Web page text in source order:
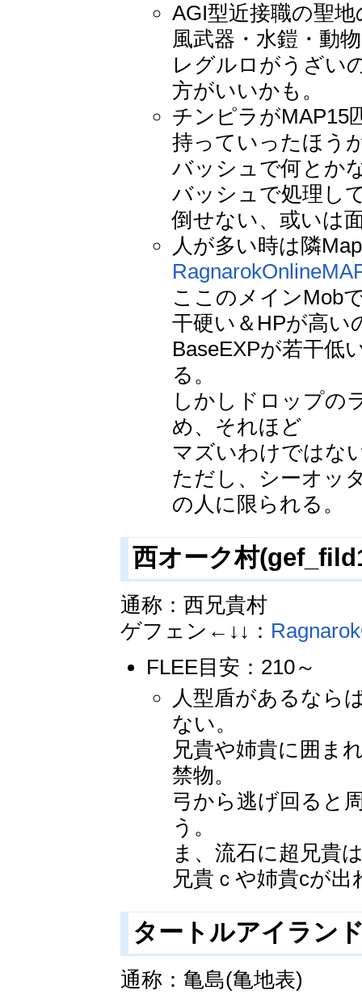
AGI型近接職の聖
風武器・水鎧・動
レグルロがうざい
方がいいかも。
チンピラがMAP15
持っていったほう
バッシュで何とか
バッシュで処理し
倒せない、或いは
人が多い時は隣
ここのメインMob
干硬い＆HPが高い
BaseEXPが若干低
る。
しかしドロップの
め、それほど
マズいわけではな
ただし、シーオッ
の人に限られる。
西オーク村
通称：西兄貴村
ゲフェン←↓↓：
FLEE目安：210～
人型盾があるなら
ない。
兄貴や姉貴に囲ま
禁物。
弓から逃げ回ると
う。
ま、流石に超兄貴
兄貴ｃや姉貴cが
タートルアイラン
通称：亀島(亀地表)